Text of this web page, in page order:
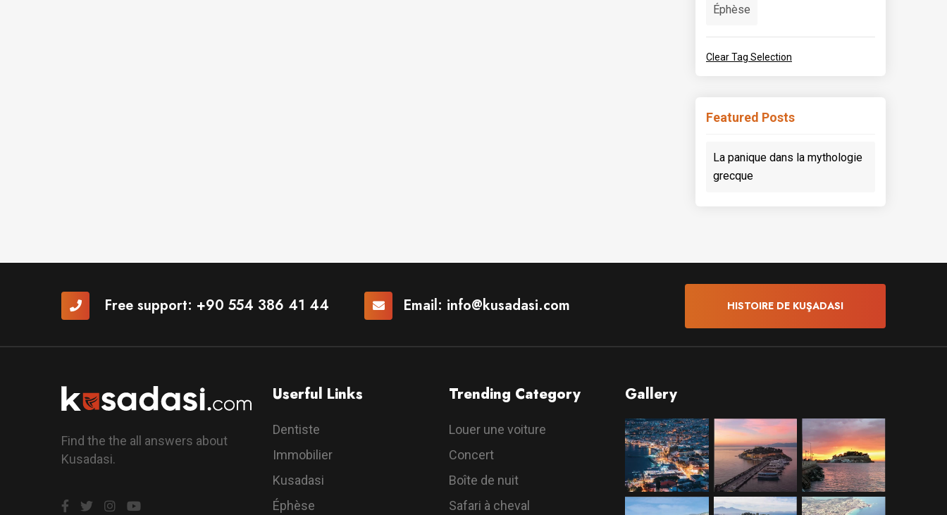
Éphèse
Clear Tag Selection
Featured Posts
La panique dans la mythologie
grecque
Free support: +90 554 386 41 44 Email: info@kusadasi.com HISTOIRE DE KUŞADASI
Find the the all answers about
Kusadasi.
Userful Links
Dentiste
Immobilier
Kusadasi
Éphèse
Trending Category
Louer une voiture
Concert
Boîte de nuit
Safari à cheval
Gallery